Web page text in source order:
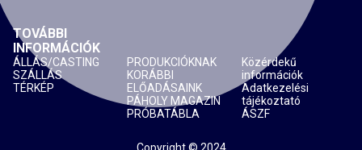
TOVÁBBI
INFORMÁCIÓK
ÁLLÁS/CASTING
SZÁLLÁS
TÉRKÉP
PRODUKCIÓKNAK
KORÁBBI
ELŐADÁSAINK
PÁHOLY MAGAZIN
PRÓBATÁBLA
Közérdekű
információk
Adatkezelési
tájékoztató
ÁSZF